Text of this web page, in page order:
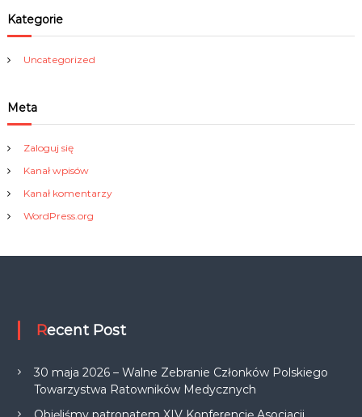
Kategorie
Uncategorized
Meta
Zaloguj się
Kanał wpisów
Kanał komentarzy
WordPress.org
Recent Post
30 maja 2026 – Walne Zebranie Członków Polskiego
Towarzystwa Ratowników Medycznych